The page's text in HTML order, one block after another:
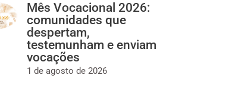
Mês Vocacional 2026:
comunidades que
despertam,
testemunham e enviam
vocações
1 de agosto de 2026